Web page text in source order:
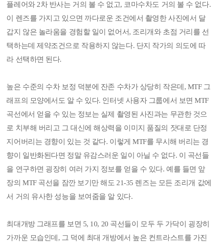
플레어와 2차 반사는 거의 볼 수 없고, 코마수차도 거의 볼 수 없다.
이 렌즈를 가지고 있으면 까다로운 조건에서 촬영한 사진에서 달
갑지 않은 놀라움을 경험할 일이 없어서, 조리개와 초점 거리를 선
택하는데 제약조건으로 작용하지 않는다. 단지 작가의 의도에 따
라 선택하면 된다.
높은 수준의 수차 보정 덕분에 잔존 수차가 상당히 작은데, MTF 그
래프의 모양에서도 알 수 있다. 인터넷 사용자 그룹에서 보면 MTF
곡선에서 얻을 수 있는 정보는 실제 촬영된 사진과는 무관한 것으
로 치부해 버리고 그 대신에 해상력을 이미지 품질의 잣대로 단정
지어버리는 경향이 있는 것 같다. 이렇게 MTF를 무시해 버리는 경
향이 일반화된다면 정말 유감스러운 일이 아닐 수 없다. 이 곡선들
을 연구하면 굉장히 여러 가지 정보를 얻을 수 있다. 예를 들면 앞
장의 MTF 곡선을 잠깐 보기만 해도 21-35 렌즈는 모든 조리개 값에
서 거의 유사한 성능을 보여줌을 알 있다.
최대개방 그래프를 보면 5, 10, 20 곡선들이 모두 두 가닥이 굉장히
가까운 모습인데, 그 덕에 최대 개방에서 높은 컨트라스트를 가진